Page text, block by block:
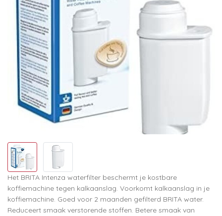
Het BRITA Intenza waterfilter beschermt je kostbare
koffiemachine tegen kalkaanslag. Voorkomt kalkaanslag in je
koffiemachine. Goed voor 2 maanden gefilterd BRITA water.
Reduceert smaak verstorende stoffen. Betere smaak van